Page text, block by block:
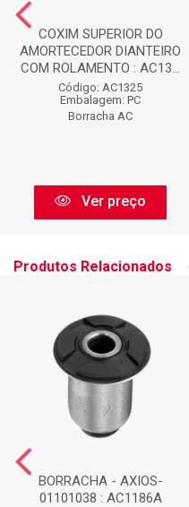
COXIM SUPERIOR DO
AMORTECEDOR DIANTEIRO
COM ROLAMENTO : AC13...
Código: AC1325
Embalagem: PC
Borracha AC
Ver preço
Produtos Relacionados
BORRACHA - AXIOS-
01101038 : AC1186A